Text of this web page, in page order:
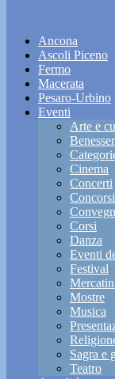
Ancona
Ascoli Piceno
Fermo
Macerata
Pesaro-Urbino
Eventi
Arte e
Cinema
Concerti
Concorsi
Corsi
Danza
Eventi
Festival
Mostre
Musica
Sagra e
Teatro